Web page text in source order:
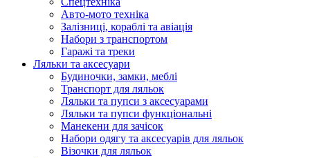
Авто-мото техніка
Залізниці, кораблі та авіація
Набори з транспортом
Гаражі та треки
Ляльки та аксесуари
Будиночки, замки, меблі
Транспорт для ляльок
Ляльки та пупси з аксесуарами
Ляльки та пупси функціональні
Манекени для зачісок
Набори одягу та аксесуарів для ляльок
Візочки для ляльок